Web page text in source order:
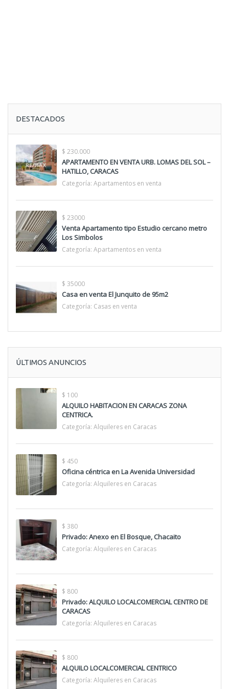
DESTACADOS
$ 230.000
APARTAMENTO EN VENTA URB. LOMAS DEL SOL –
HATILLO, CARACAS
Categoría: Apartamentos en venta
$ 23000
Venta Apartamento tipo Estudio cercano metro
Los Simbolos
Categoría: Apartamentos en venta
$ 35000
Casa en venta El Junquito de 95m2
Categoría: Casas en venta
ÚLTIMOS ANUNCIOS
$ 100
ALQUILO HABITACION EN CARACAS ZONA
CENTRICA.
Categoría: Alquileres en Caracas
$ 450
Oficina céntrica en La Avenida Universidad
Categoría: Alquileres en Caracas
$ 380
Privado: Anexo en El Bosque, Chacaito
Categoría: Alquileres en Caracas
$ 800
Privado: ALQUILO LOCALCOMERCIAL CENTRO DE
CARACAS
Categoría: Alquileres en Caracas
$ 800
ALQUILO LOCALCOMERCIAL CENTRICO
Categoría: Alquileres en Caracas